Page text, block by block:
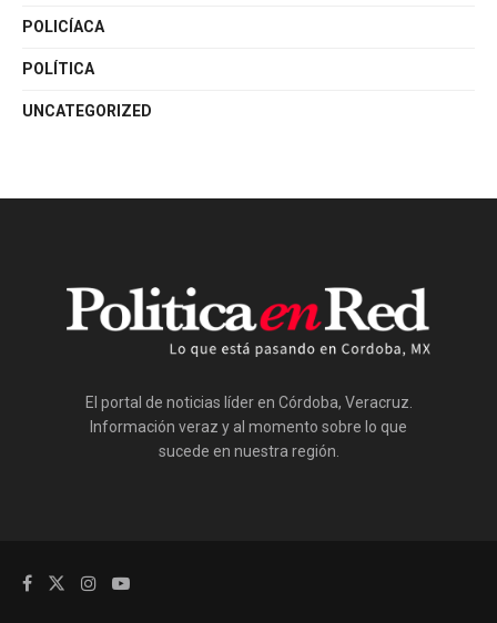
POLICÍACA
POLÍTICA
UNCATEGORIZED
El portal de noticias líder en Córdoba, Veracruz.
Información veraz y al momento sobre lo que
sucede en nuestra región.